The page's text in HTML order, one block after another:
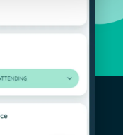
SOLUTIONS